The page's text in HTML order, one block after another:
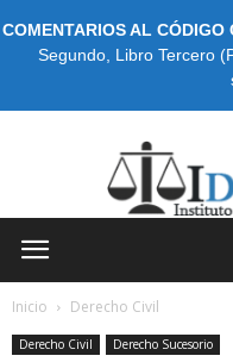
COMENTARIOS AL
Segundo, Libro Tercero
Inicio Derecho Civil
Derecho Civil Derecho Sucesorio